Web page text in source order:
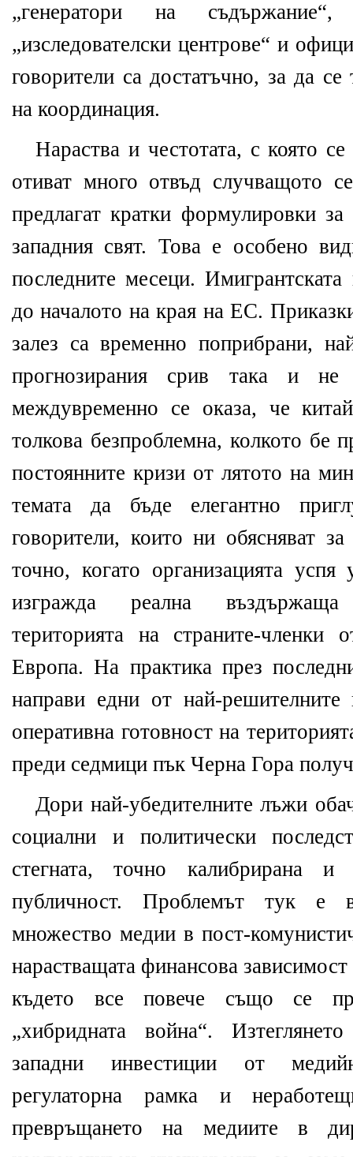
„генератори на
„изследователски центрове“ и
говорители са достатъчно, за да се
на координация.
Нараства и честотата, с която
отиват много отвъд случващото
предлагат кратки формулировки
западния свят. Това е особено
последните месеци.
до началото на края на ЕС.
залез са временно поприбрани,
прогнозирания срив така и
междувременно се оказа, че
толкова безпроблемна, колкото бе
постоянните кризи от лятото на
темата да бъде елегантно
говорители, които ни обясняват
точно, когато организацията
изгражда реална
територията на страните-членки
Европа. На практика през
направи едни от най-решителните
оперативна готовност на
преди седмици пък Черна Гора
Дори най-убедителните лъжи
социални и политически
стегната, точно калибрирана и
публичност. Проблемът тук е
множество медии в пост-
нарастващата финансова
където все повече също се
„хибридната война“.
западни инвестиции от
регулаторна рамка и
превръщането на медиите в